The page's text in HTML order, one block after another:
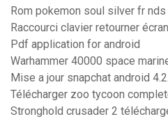
Rom pokemon soul silver fr nds
Raccourci clavier retourner
Pdf application for android
Warhammer 40000 space
Mise a jour snapchat android
Télécharger zoo tycoon
Stronghold crusader 2